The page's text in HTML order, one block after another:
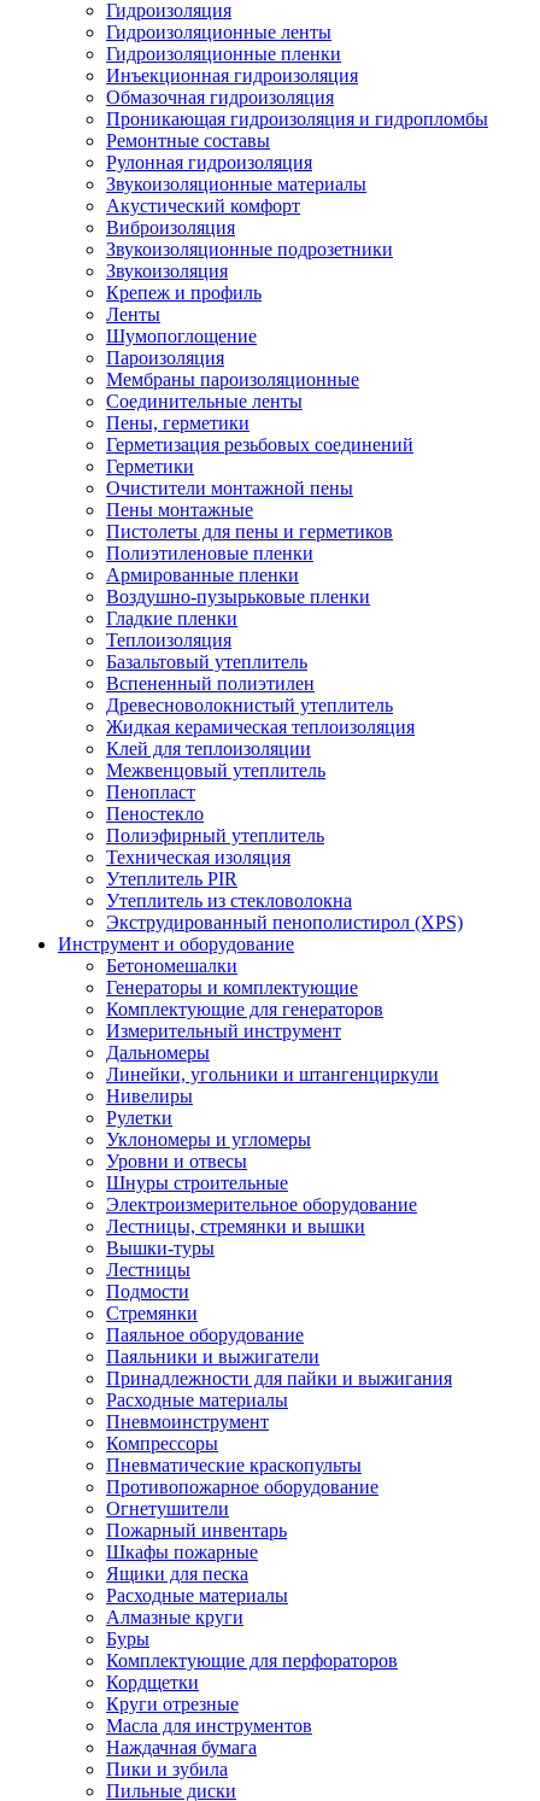
Гидроизоляция
Гидроизоляционные ленты
Гидроизоляционные пленки
Инъекционная гидроизоляция
Обмазочная гидроизоляция
Проникающая гидроизоляция и гидропломбы
Ремонтные составы
Рулонная гидроизоляция
Звукоизоляционные материалы
Акустический комфорт
Виброизоляция
Звукоизоляционные подрозетники
Звукоизоляция
Крепеж и профиль
Ленты
Шумопоглощение
Пароизоляция
Мембраны пароизоляционные
Соединительные ленты
Пены, герметики
Герметизация резьбовых соединений
Герметики
Очистители монтажной пены
Пены монтажные
Пистолеты для пены и герметиков
Полиэтиленовые пленки
Армированные пленки
Воздушно-пузырьковые пленки
Гладкие пленки
Теплоизоляция
Базальтовый утеплитель
Вспененный полиэтилен
Древесноволокнистый утеплитель
Жидкая керамическая теплоизоляция
Клей для теплоизоляции
Межвенцовый утеплитель
Пенопласт
Пеностекло
Полиэфирный утеплитель
Техническая изоляция
Утеплитель PIR
Утеплитель из стекловолокна
Экструдированный пенополистирол (XPS)
Инструмент и оборудование
Бетономешалки
Генераторы и комплектующие
Комплектующие для генераторов
Измерительный инструмент
Дальномеры
Линейки, угольники и штангенциркули
Нивелиры
Рулетки
Уклономеры и угломеры
Уровни и отвесы
Шнуры строительные
Электроизмерительное оборудование
Лестницы, стремянки и вышки
Вышки-туры
Лестницы
Подмости
Стремянки
Паяльное оборудование
Паяльники и выжигатели
Принадлежности для пайки и выжигания
Расходные материалы
Пневмоинструмент
Компрессоры
Пневматические краскопульты
Противопожарное оборудование
Огнетушители
Пожарный инвентарь
Шкафы пожарные
Ящики для песка
Расходные материалы
Алмазные круги
Буры
Комплектующие для перфораторов
Кордщетки
Круги отрезные
Масла для инструментов
Наждачная бумага
Пики и зубила
Пильные диски